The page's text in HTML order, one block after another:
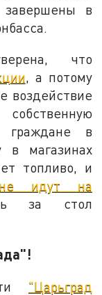
в
что
, а потому
воздействие
граждане в
в магазинах
топливо, и
идут на
за стол
"Царьград